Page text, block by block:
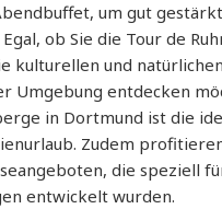
um gut
ob Sie die Tour de
kulturellen und natürlichen
Umgebung entdecken
in Dortmund ist die
Zudem
die speziell
entwickelt wurden.